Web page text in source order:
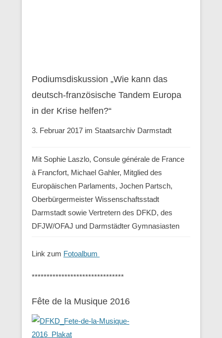
Podiumsdiskussion „Wie kann das
deutsch-französische Tandem Europa
in der Krise helfen?“
3. Februar 2017 im Staatsarchiv Darmstadt
Mit Sophie Laszlo, Consule générale de France
à Francfort, Michael Gahler, Mitglied des
Europäischen Parlaments, Jochen Partsch,
Oberbürgermeister Wissenschaftsstadt
Darmstadt sowie Vertretern des DFKD, des
DFJW/OFAJ und Darmstädter Gymnasiasten
Link zum Fotoalbum
*******************************
Fête de la Musique 2016